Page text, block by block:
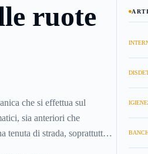
ruote
che si effettua sul
sia anteriori che
tenuta di strada, soprattutto
IGIENE